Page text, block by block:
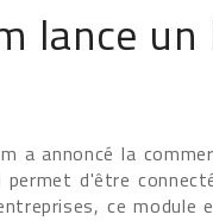
lance
a annoncé la
permet d'être
ce module